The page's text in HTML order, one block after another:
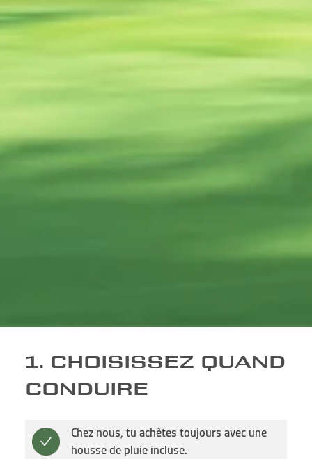
1. CHOISISSEZ QUAND
CONDUIRE
Chez nous, tu achètes toujours avec une
housse de pluie incluse.